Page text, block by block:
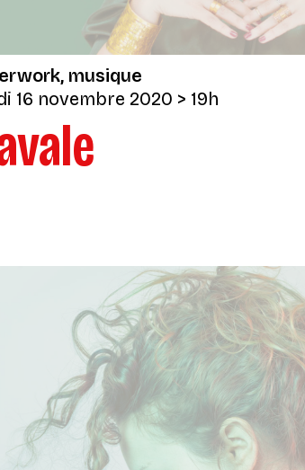
musique
16 novembre 2020 > 19h